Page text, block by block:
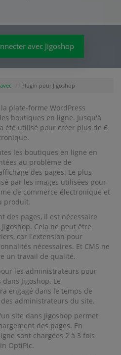
avec Jigoshop
Plugin pour Jigoshop
plate-forme WordPress
boutiques en ligne. Jusqu'à
été utilisé pour créer plus de 6
les boutiques en ligne en
au problème de
des pages. Le plus
par les images utilisées pour
de commerce électronique et
produit.
des pages, il est nécessaire
Cela ne peut être
car l'extension pour
nécessaires. Et CMS ne
un travail de qualité.
les administrateurs pour
Jigoshop. Le
engagé dans le temps de
administrateurs du site.
site dans Jigoshop permet
des pages. En
sont chargées 2 à 3 fois
OptiPic.